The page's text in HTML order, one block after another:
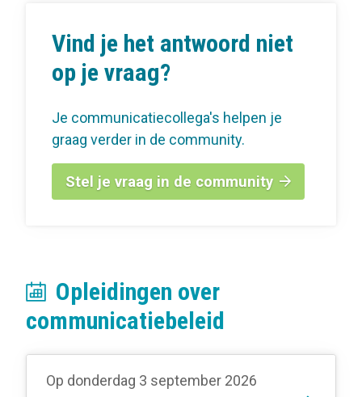
Vind je het antwoord niet
op je vraag?
Je communicatiecollega's helpen je
graag verder in de community.
Stel je vraag in de community
Opleidingen over
communicatiebeleid
Op donderdag 3 september 2026